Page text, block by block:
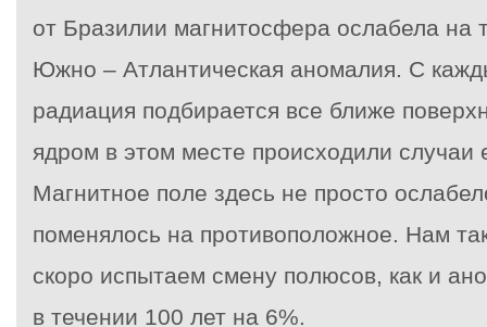
от Бразилии магнитосфера ослабела на
Южно – Атлантическая аномалия. С
радиация подбирается все ближе
ядром в этом месте происходили
Магнитное поле здесь не просто
поменялось на противоположное. Нам
скоро испытаем смену полюсов, как и
в течении 100 лет на 6%.